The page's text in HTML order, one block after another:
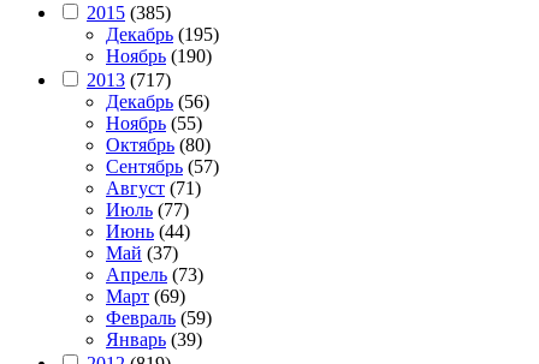
2015 (385)
Декабрь (195)
Ноябрь (190)
2013 (717)
Декабрь (56)
Ноябрь (55)
Октябрь (80)
Сентябрь (57)
Август (71)
Июль (77)
Июнь (44)
Май (37)
Апрель (73)
Март (69)
Февраль (59)
Январь (39)